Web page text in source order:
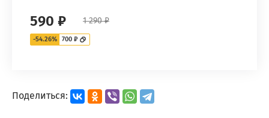
590 ₽ 1 290 ₽
-54.26% 700 ₽
Поделиться: